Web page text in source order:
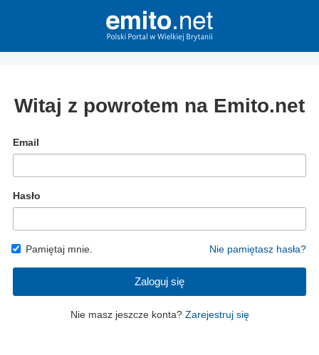
Witaj z powrotem na Emito.net
Email
Hasło
Pamiętaj mnie. Nie pamiętasz hasła?
Zaloguj się
Nie masz jeszcze konta? Zarejestruj się